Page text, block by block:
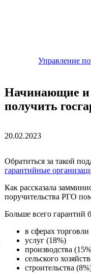
Управление
Начинающие и
получить
20.02.2023
Обратиться за такой
гарантийные
Как рассказала
поручительства РГО
Больше всего гарантий
в сферах
услуг (18%)
производства
сельского
строительства